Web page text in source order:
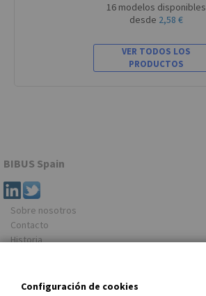
16 modelos disponibles
desde 2,58 €
VER TODOS LOS
PRODUCTOS
BIBUS Spain
Sobre nosotros
Contacto
Historia
Dirección
Configuración de cookies